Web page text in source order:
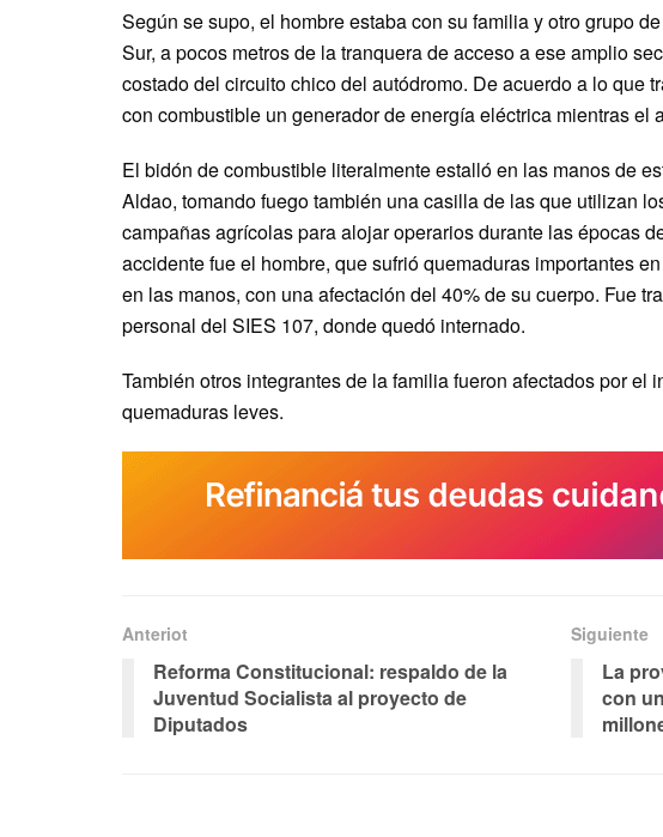
Según se supo, el hombre estaba con su familia y otro grupo
Sur, a pocos metros de la tranquera de acceso a ese amplio
costado del circuito chico del autódromo. De acuerdo a lo que
con combustible un generador de energía eléctrica mientras el
El bidón de combustible literalmente estalló en las manos de
Aldao, tomando fuego también una casilla de las que utilizan
campañas agrícolas para alojar operarios durante las épocas
accidente fue el hombre, que sufrió quemaduras importantes
en las manos, con una afectación del 40% de su cuerpo. Fue
personal del SIES 107, donde quedó internado.
También otros integrantes de la familia fueron afectados por
quemaduras leves.
Anteriot
Reforma Constitucional: respaldo de la
Juventud Socialista al proyecto de
Diputados
Siguiente
La
con